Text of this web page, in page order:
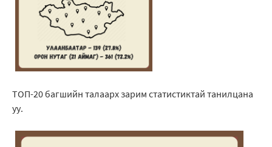
ТОП-20 багшийн талаарх зарим статистиктай танилцана
уу.